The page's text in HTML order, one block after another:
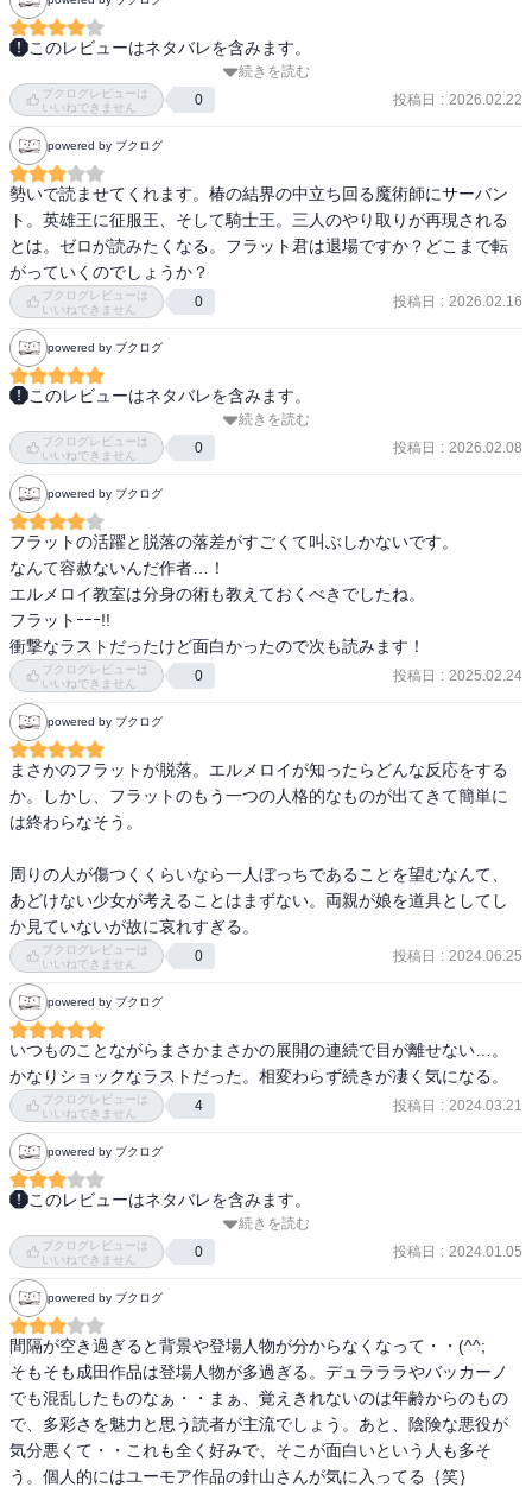
このレビューはネタバレを含みます。
ペイルライダーがどう倒されるのか興味を持っていたが、マスター
である椿による無力化は納得の展開。
その後のシグマの行動により、いきなりシグマが主人公枠に昇格。
主人公であるアヤカが悩んでばかりでいまいち冴えない状況が続く
中、シグマやフラットが代わりに主人公としての勧善懲悪的な爽快
感を生み出してくれている。
しかしそのフラットもファルデウスの部下による暗殺で退場。
7巻と8巻でのちょっと残念な展開を知ってしまうと、ここでフラッ
トが退場しちゃうのは、残念に感じた。
まあジャックさんの活躍が期待できない以上、退場するのは時間の
問題だということはわかってはいたが。
続きを読む
ブクログレビューは
いいねできません
0 投稿日 : 2026.02.22
powered by ブクログ
勢いで読ませてくれます。椿の結界の中立ち回る魔術師にサーバン
ト。英雄王に征服王、そして騎士王。三人のやり取りが再現される
とは。ゼロが読みたくなる。フラット君は退場ですか？どこまで転
がっていくのでしょうか？
ブクログレビューは
いいねできません
0 投稿日 : 2026.02.16
powered by ブクログ
このレビューはネタバレを含みます。
今回凄く面白かった！　共闘したり殺し合ったり、夢の中とはい
え、むしろ夢の中だからこそ、ド派手なバトルが繰り広げられて
た。
セイバー&アヤカ、シグマが改めて戦う覚悟を固めたり、アヤカと
フラットの中核に迫りかけたり、動きも沢山あってよかった。セイ
バーがなんか格好いいことやろうとして中断されたり、フラットた
ちの力での脱出が果たされなかったのは、純粋に見届けたかったの
で少し惜しいところ。
俺セイバー組好きだなあ。結局乗り込まなかったけど、署長相手
に見栄を切る偽キャスターも格好いい。
続きを読む
ブクログレビューは
いいねできません
0 投稿日 : 2026.02.08
powered by ブクログ
フラットの活躍と脱落の落差がすごくて叫ぶしかないです。
なんて容赦ないんだ作者…！
エルメロイ教室は分身の術も教えておくべきでしたね。
フラットｰｰｰ!!
衝撃なラストだったけど面白かったので次も読みます！
ブクログレビューは
いいねできません
0 投稿日 : 2025.02.24
powered by ブクログ
まさかのフラットが脱落。エルメロイが知ったらどんな反応をする
か。しかし、フラットのもう一つの人格的なものが出てきて簡単に
は終わらなそう。
周りの人が傷つくくらいなら一人ぼっちであることを望むなんて、
あどけない少女が考えることはまずない。両親が娘を道具としてし
か見ていないが故に哀れすぎる。
ブクログレビューは
いいねできません
0 投稿日 : 2024.06.25
powered by ブクログ
いつものことながらまさかまさかの展開の連続で目が離せない…。
かなりショックなラストだった。相変わらず続きが凄く気になる。
ブクログレビューは
いいねできません
4 投稿日 : 2024.03.21
powered by ブクログ
このレビューはネタバレを含みます。
進んだような、進んでないような、進んだような…？
最後のも結局よくわからないし、次読むか…
zeroの再現とリチャードの解釈はかなり面白かった。彼とフラット
が狂言回ししてくれるからこの話は成り立ってるよね。
ヴァン=フェムも設定から20年以上経ってようやく初登場。流石に27
祖はこれだけだろうが。
…で、どう畳むつもりなの？
続きを読む
ブクログレビューは
いいねできません
0 投稿日 : 2024.01.05
powered by ブクログ
間隔が空き過ぎると背景や登場人物が分からなくなって・・(^^;
そもそも成田作品は登場人物が多過ぎる。デュラララやバッカーノ
でも混乱したものなぁ・・まぁ、覚えきれないのは年齢からのもの
で、多彩さを魅力と思う読者が主流でしょう。あと、陰険な悪役が
気分悪くて・・これも全く好みで、そこが面白いという人も多そ
う。個人的にはユーモア作品の針山さんが気に入ってる｛笑｝